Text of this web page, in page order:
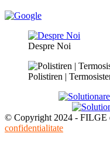
Despre Noi
Polistiren |
© Copyright 2024 - FILGE
confidentialitate